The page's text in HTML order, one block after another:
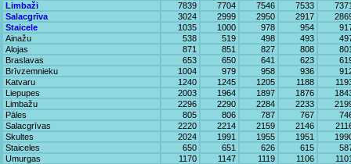
Limbaži
7839 7704 7546 7533
Salacgrīva
3024 2999 2950 2917
Staicele
1035 1000 978 954
Ainažu
538 519 498 493
Alojas
871 851 827 808
Braslavas
653 650 641 623
Brīvzemnieku
1004 979 958 936
Katvaru
1240 1245 1205 1188
Liepupes
2003 1964 1897 1876
Limbažu
2296 2290 2284 2233
Pāles
805 806 787 767
Salacgrīvas
2220 2214 2159 2146
Skultes
2024 1991 1955 1951
Staiceles
650 651 626 615
Umurgas
1170 1147 1119 1106